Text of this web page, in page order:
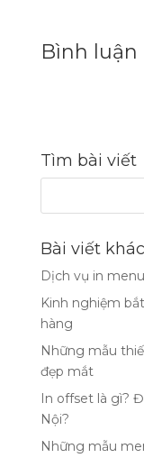
Bình luận
Tìm bài viết
Bài viết khác
Dịch vụ in
Kinh nghiệm
hàng
Những mẫu
đẹp mắt
In offset là gì?
Nội?
Những mẫu